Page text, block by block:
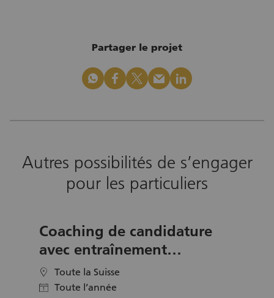
Partager le projet
whatsapp facebook x_logo mail linkedin
Autres possibilités de s’engager
pour les particuliers
Coaching de candidature
avec entraînement
téléphonique – bénévolat
Pro Juventute
location Toute la Suisse
calendar Toute l’année